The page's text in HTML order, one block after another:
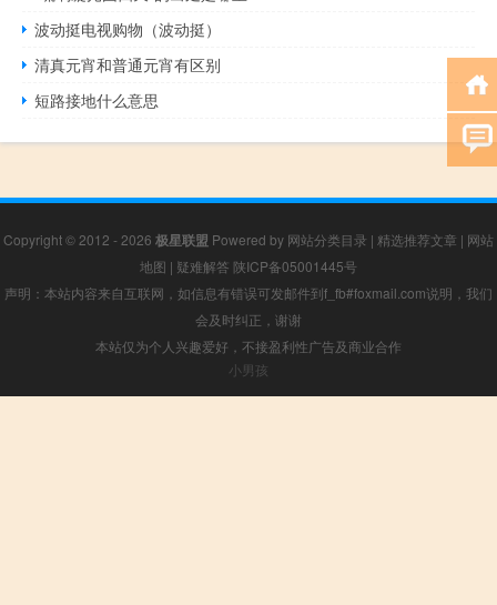
波动挺电视购物（波动挺）
清真元宵和普通元宵有区别
短路接地什么意思
Copyright © 2012 - 2026 极星联盟 Powered by 网站分类目录 | 精选推荐文章 | 网站
地图 | 疑难解答 陕ICP备05001445号
声明：本站内容来自互联网，如信息有错误可发邮件到f_fb#foxmail.com说明，我们
会及时纠正，谢谢
本站仅为个人兴趣爱好，不接盈利性广告及商业合作
小男孩